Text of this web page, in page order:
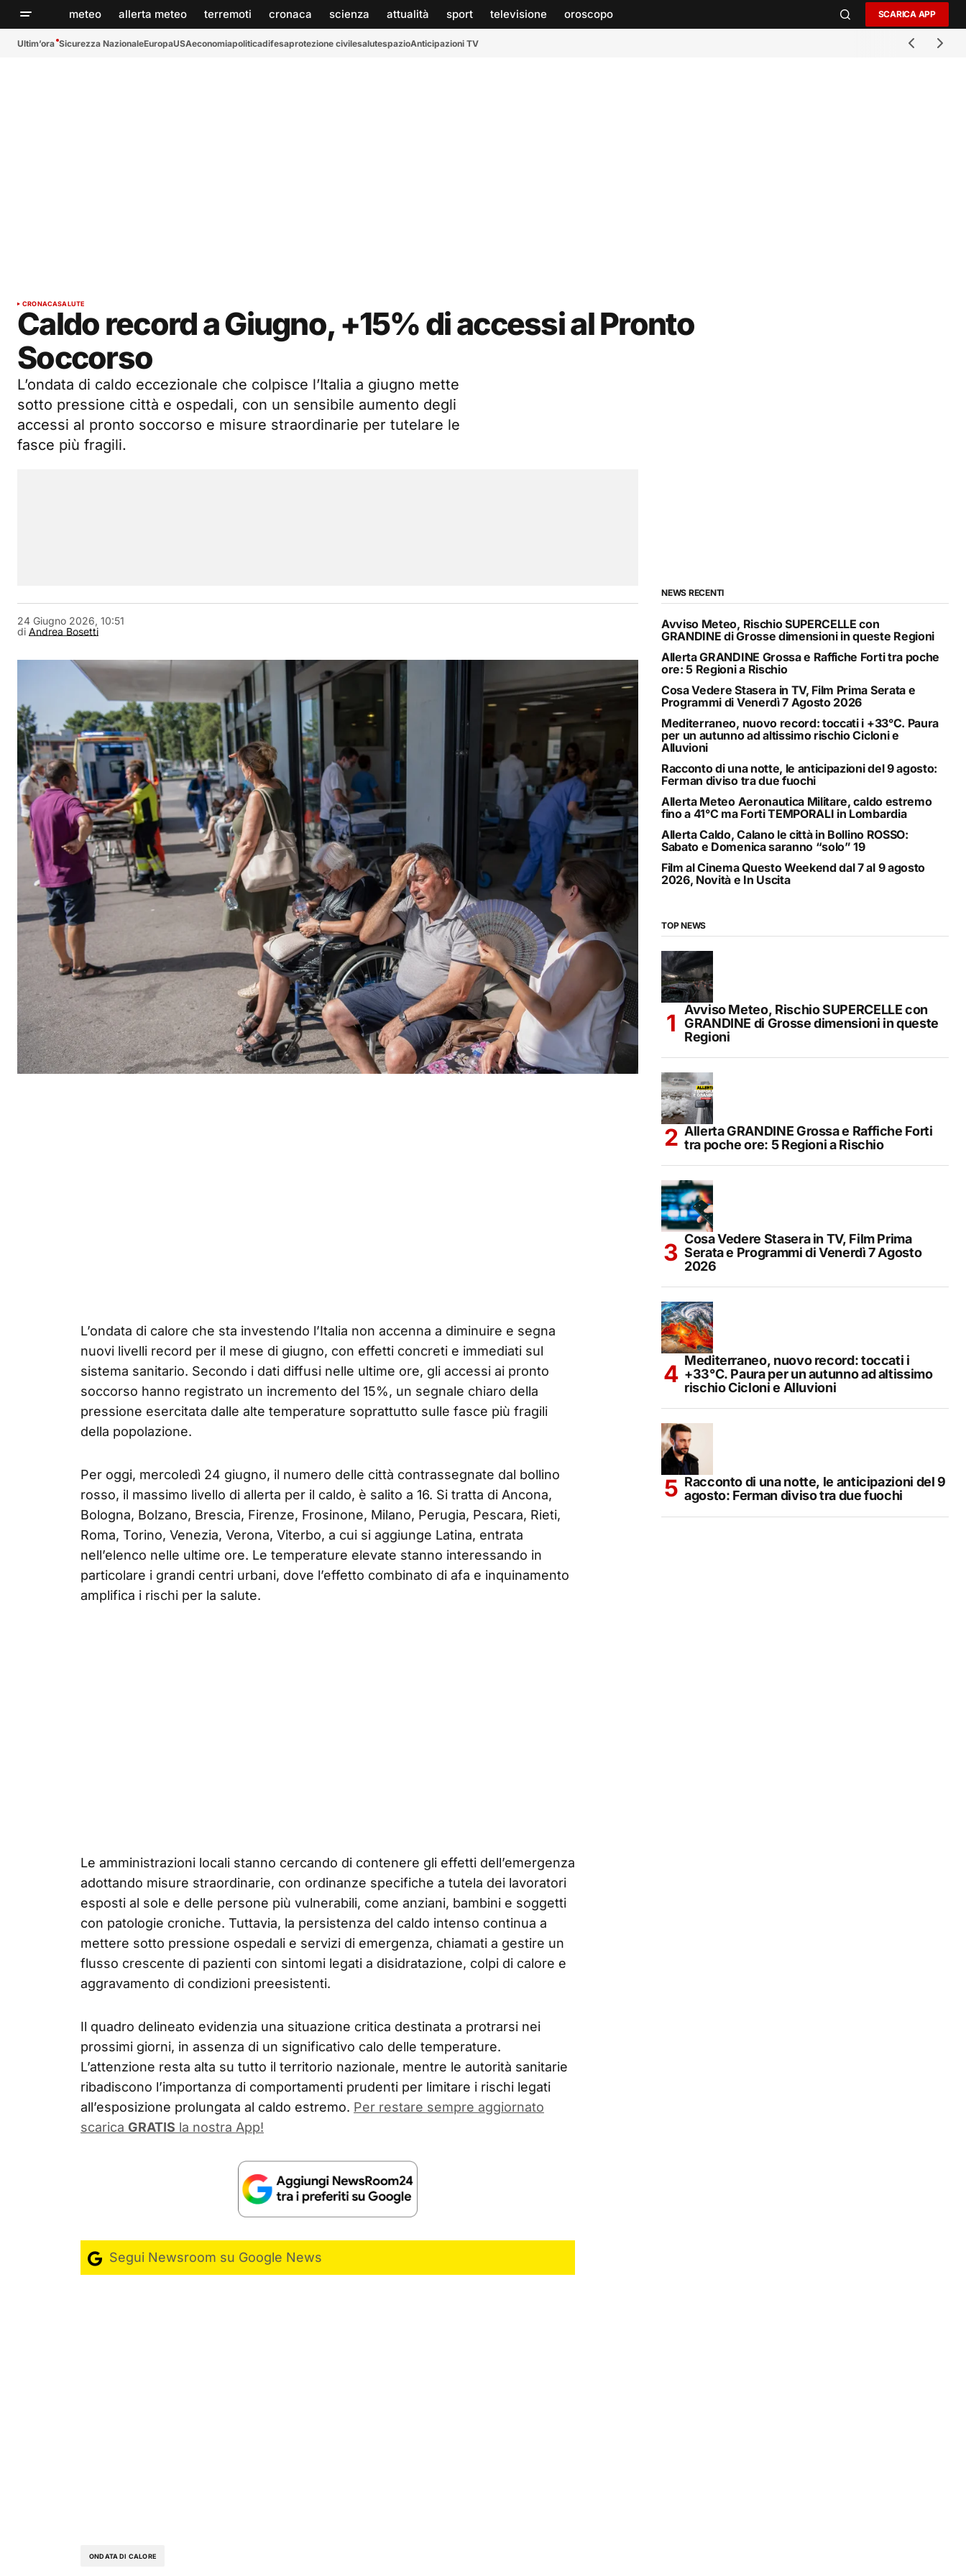
meteo allerta meteo terremoti cronaca scienza attualità sport televisione oroscopo SCARICA APP
Ultim’ora Sicurezza NazionaleEuropaUSAeconomiapoliticadifesaprotezione civilesalutespazioAnticipazioni TV
CRONACASALUTE
Caldo record a Giugno, +15% di accessi al Pronto
Soccorso
L’ondata di caldo eccezionale che colpisce l’Italia a giugno mette
sotto pressione città e ospedali, con un sensibile aumento degli
accessi al pronto soccorso e misure straordinarie per tutelare le
fasce più fragili.
di Andrea Bosetti
24 Giugno 2026, 10:51
L’ondata di calore che sta investendo l’Italia non accenna a diminuire e segna
nuovi livelli record per il mese di giugno, con effetti concreti e immediati sul
sistema sanitario. Secondo i dati diffusi nelle ultime ore, gli accessi ai pronto
soccorso hanno registrato un incremento del 15%, un segnale chiaro della
pressione esercitata dalle alte temperature soprattutto sulle fasce più fragili
della popolazione.
Per oggi, mercoledì 24 giugno, il numero delle città contrassegnate dal bollino
rosso, il massimo livello di allerta per il caldo, è salito a 16. Si tratta di Ancona,
Bologna, Bolzano, Brescia, Firenze, Frosinone, Milano, Perugia, Pescara, Rieti,
Roma, Torino, Venezia, Verona, Viterbo, a cui si aggiunge Latina, entrata
nell’elenco nelle ultime ore. Le temperature elevate stanno interessando in
particolare i grandi centri urbani, dove l’effetto combinato di afa e inquinamento
amplifica i rischi per la salute.
Le amministrazioni locali stanno cercando di contenere gli effetti dell’emergenza
adottando misure straordinarie, con ordinanze specifiche a tutela dei lavoratori
esposti al sole e delle persone più vulnerabili, come anziani, bambini e soggetti
con patologie croniche. Tuttavia, la persistenza del caldo intenso continua a
mettere sotto pressione ospedali e servizi di emergenza, chiamati a gestire un
flusso crescente di pazienti con sintomi legati a disidratazione, colpi di calore e
aggravamento di condizioni preesistenti.
Il quadro delineato evidenzia una situazione critica destinata a protrarsi nei
prossimi giorni, in assenza di un significativo calo delle temperature.
L’attenzione resta alta su tutto il territorio nazionale, mentre le autorità sanitarie
ribadiscono l’importanza di comportamenti prudenti per limitare i rischi legati
all’esposizione prolungata al caldo estremo. Per restare sempre aggiornato
scarica GRATIS la nostra App!
Segui Newsroom su Google News
ONDATA DI CALORE
NEWS RECENTI
Avviso Meteo, Rischio SUPERCELLE con
GRANDINE di Grosse dimensioni in queste Regioni
Allerta GRANDINE Grossa e Raffiche Forti tra poche
ore: 5 Regioni a Rischio
Cosa Vedere Stasera in TV, Film Prima Serata e
Programmi di Venerdì 7 Agosto 2026
Mediterraneo, nuovo record: toccati i +33°C. Paura
per un autunno ad altissimo rischio Cicloni e
Alluvioni
Racconto di una notte, le anticipazioni del 9 agosto:
Ferman diviso tra due fuochi
Allerta Meteo Aeronautica Militare, caldo estremo
fino a 41°C ma Forti TEMPORALI in Lombardia
Allerta Caldo, Calano le città in Bollino ROSSO:
Sabato e Domenica saranno “solo” 19
Film al Cinema Questo Weekend dal 7 al 9 agosto
2026, Novità e In Uscita
TOP NEWS
Avviso Meteo, Rischio SUPERCELLE con
GRANDINE di Grosse dimensioni in queste
Regioni
Allerta GRANDINE Grossa e Raffiche Forti
tra poche ore: 5 Regioni a Rischio
Cosa Vedere Stasera in TV, Film Prima
Serata e Programmi di Venerdì 7 Agosto
2026
Mediterraneo, nuovo record: toccati i
+33°C. Paura per un autunno ad altissimo
rischio Cicloni e Alluvioni
Racconto di una notte, le anticipazioni del 9
agosto: Ferman diviso tra due fuochi